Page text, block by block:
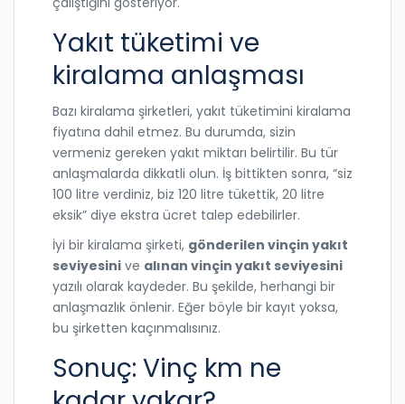
Yakıt tüketimi ve
kiralama anlaşması
Bazı kiralama şirketleri, yakıt tüketimini kiralama
fiyatına dahil etmez. Bu durumda, sizin
vermeniz gereken yakıt miktarı belirtilir. Bu tür
anlaşmalarda dikkatli olun. İş bittikten sonra, “siz
100 litre verdiniz, biz 120 litre tükettik, 20 litre
eksik” diye ekstra ücret talep edebilirler.
İyi bir kiralama şirketi, gönderilen vinçin yakıt
seviyesini ve alınan vinçin yakıt seviyesini
yazılı olarak kaydeder. Bu şekilde, herhangi bir
anlaşmazlık önlenir. Eğer böyle bir kayıt yoksa,
bu şirketten kaçınmalısınız.
Sonuç: Vinç km ne